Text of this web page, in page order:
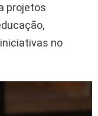
projetos
no